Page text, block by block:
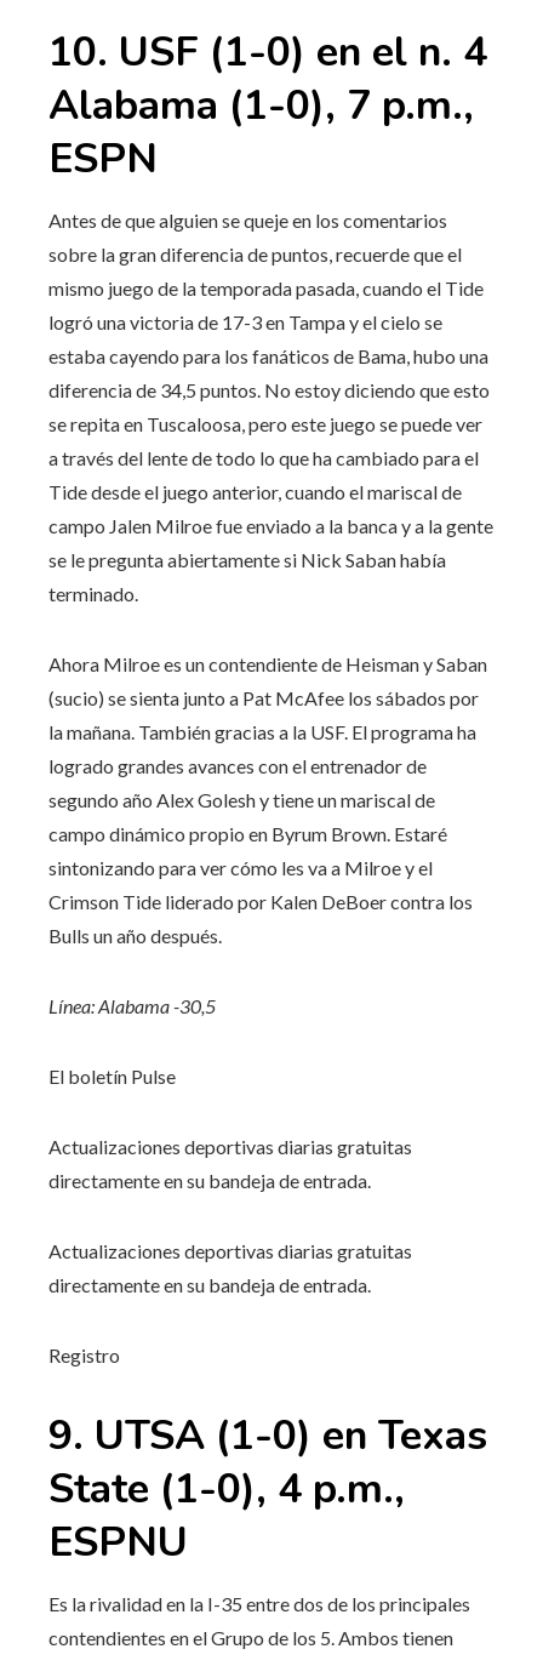
10. USF (1-0) en el n. 4
Alabama (1-0), 7 p.m.,
ESPN
Antes de que alguien se queje en los comentarios
sobre la gran diferencia de puntos, recuerde que el
mismo juego de la temporada pasada, cuando el Tide
logró una victoria de 17-3 en Tampa y el cielo se
estaba cayendo para los fanáticos de Bama, hubo una
diferencia de 34,5 puntos. No estoy diciendo que esto
se repita en Tuscaloosa, pero este juego se puede ver
a través del lente de todo lo que ha cambiado para el
Tide desde el juego anterior, cuando el mariscal de
campo Jalen Milroe fue enviado a la banca y a la gente
se le pregunta abiertamente si Nick Saban había
terminado.
Ahora Milroe es un contendiente de Heisman y Saban
(sucio) se sienta junto a Pat McAfee los sábados por
la mañana. También gracias a la USF. El programa ha
logrado grandes avances con el entrenador de
segundo año Alex Golesh y tiene un mariscal de
campo dinámico propio en Byrum Brown. Estaré
sintonizando para ver cómo les va a Milroe y el
Crimson Tide liderado por Kalen DeBoer contra los
Bulls un año después.
Línea: Alabama -30,5
El boletín Pulse
Actualizaciones deportivas diarias gratuitas
directamente en su bandeja de entrada.
Actualizaciones deportivas diarias gratuitas
directamente en su bandeja de entrada.
Registro
9. UTSA (1-0) en Texas
State (1-0), 4 p.m.,
ESPNU
Es la rivalidad en la I-35 entre dos de los principales
contendientes en el Grupo de los 5. Ambos tienen